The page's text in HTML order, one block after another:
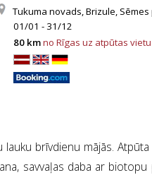
Tukuma novads, Brizule,
01/01 - 31/12
80 kmno Rīgas uz atpūtas vietu
lauku brīvdienu mājās.
savvaļas daba ar